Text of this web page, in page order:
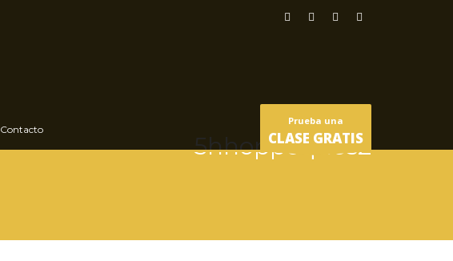
Contacto
Prueba una
CLASE GRATIS
5hhoppeques2